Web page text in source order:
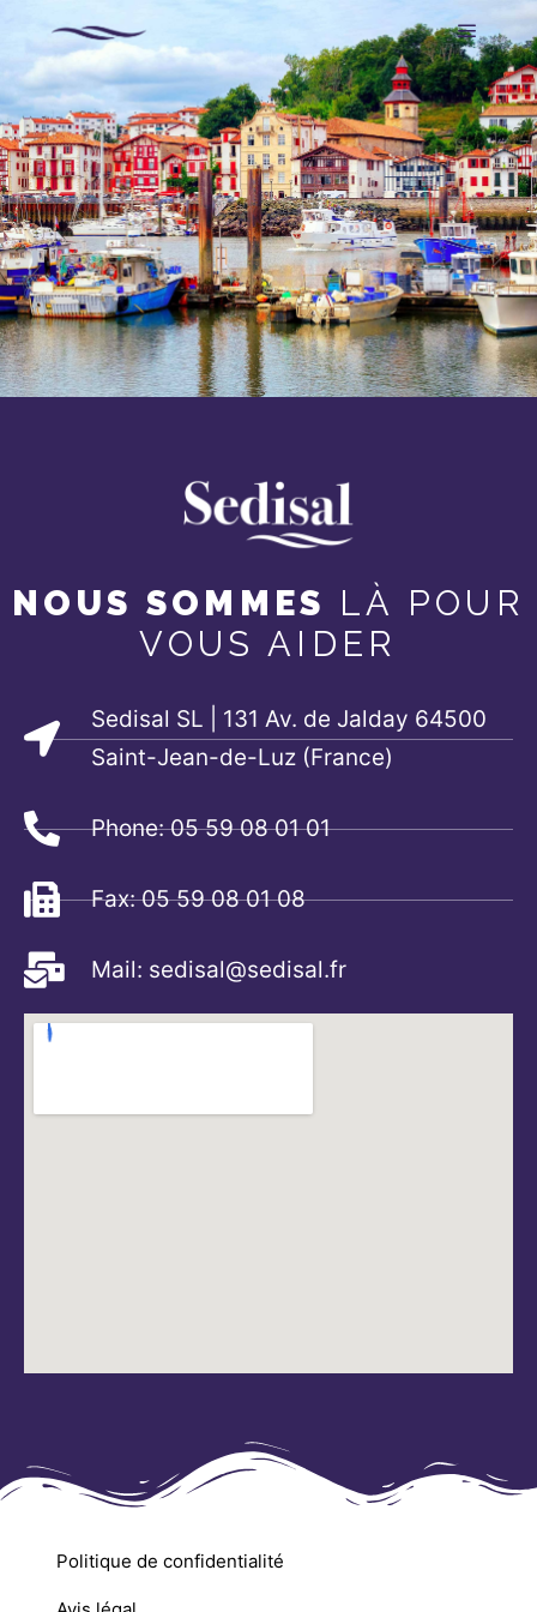
NOUS SOMMES LÀ POUR
VOUS AIDER
Sedisal SL | 131 Av. de Jalday 64500
Saint-Jean-de-Luz (France)
Phone: 05 59 08 01 01
Fax: 05 59 08 01 08
Mail: sedisal@sedisal.fr
Politique de confidentialité